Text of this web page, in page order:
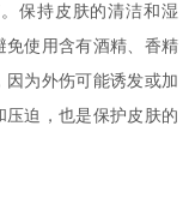
保持皮肤的清洁和湿
免使用含有酒精、香精
为外伤可能诱发或加
迫，也是保护皮肤的